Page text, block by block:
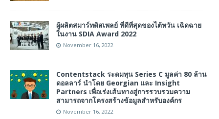
ผู้ผลิตสมาร์ทดิสเพลย์ ที่ดีที่สุดของไต้หวัน เฉิดฉาย
ในงาน SDIA Award 2022
November 16, 2022
Contentstack ระดมทุน Series C มูลค่า 80 ล้าน
ดอลลาร์ นำโดย Georgian และ Insight
Partners เพื่อเร่งเส้นทางสู่การรวบรวมความ
สามารถจากโครงสร้างข้อมูลสำหรับองค์กร
November 16, 2022